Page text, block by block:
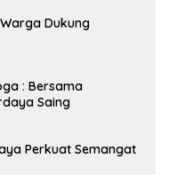
Dukung
: Bersama
Saing
Perkuat Semangat